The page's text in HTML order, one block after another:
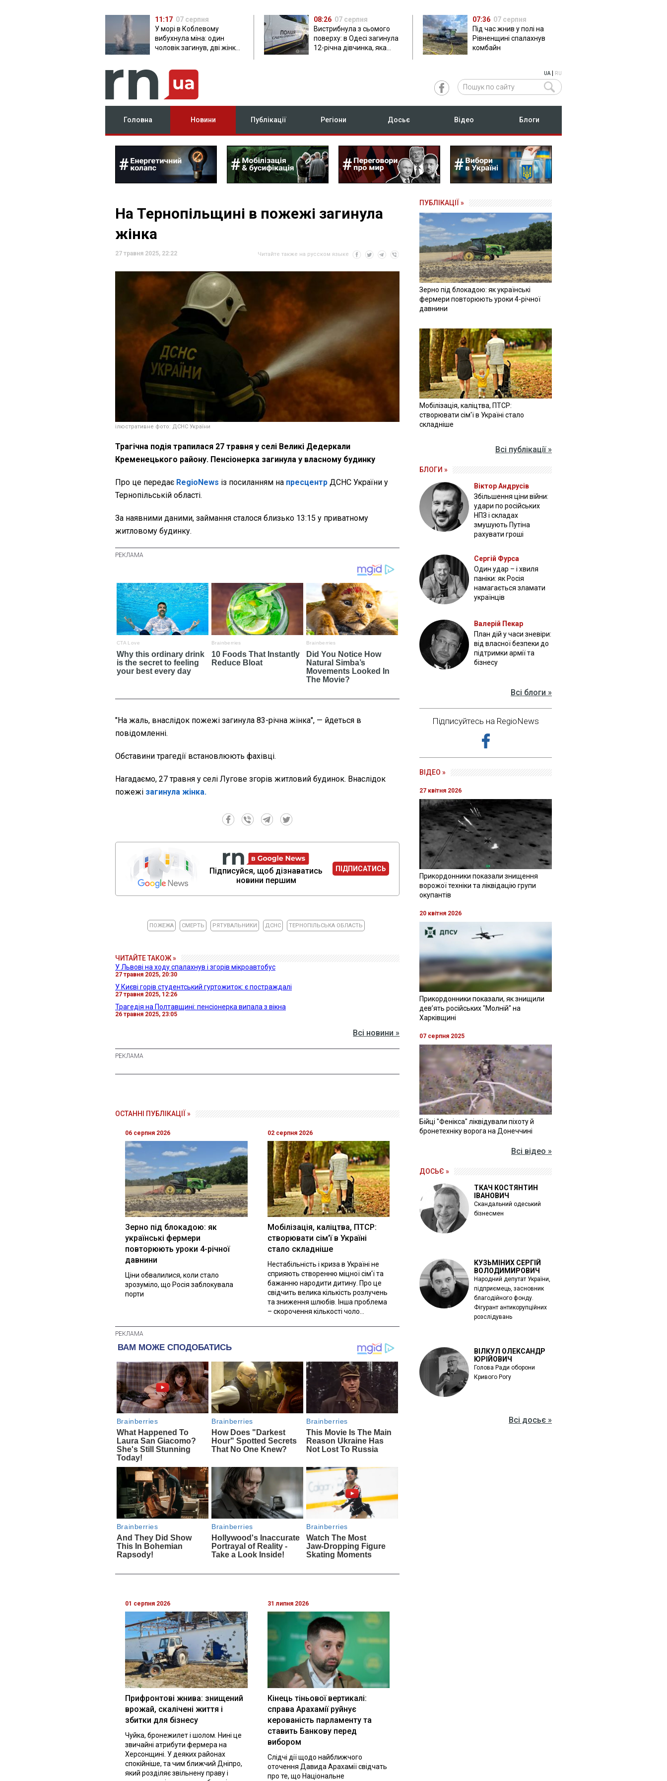
11:17 07 серпня
У морі в Коблевому
вибухнула міна: один
чоловік загинув, дві жінки
08:26 07 серпня
Вистрибнула з сьомого
поверху: в Одесі загинула
12-річна дівчинка, яка
07:36 07 серпня
Під час жнив у полі на
Рівненщині спалахнув
комбайн
UA| RU
Головна Новини Публікації Регіони Досьє Відео Блоги
На Тернопільщині в пожежі загинула
жінка
27 травня 2025, 22:22 Читайте также на русском языке
ілюстративне фото: ДСНС України
Трагічна подія трапилася 27 травня у селі Великі Дедеркали
Кременецького району. Пенсіонерка загинула у власному будинку
Про це передає RegioNews із посиланням на пресцентр ДСНС України у
Тернопільській області.
За наявними даними, займання сталося близько 13:15 у приватному
житловому будинку.
"На жаль, внаслідок пожежі загинула 83-річна жінка", — йдеться в
повідомленні.
Обставини трагедії встановлюють фахівці.
Нагадаємо, 27 травня у селі Лугове згорів житловий будинок. Внаслідок
пожежі загинула жінка.
Підписуйся, щоб дізнаватись
новини першим
ПІДПИСАТИСЬ
ПОЖЕЖА СМЕРТЬ РЯТУВАЛЬНИКИ ДСНС ТЕРНОПІЛЬСЬКА ОБЛАСТЬ
ЧИТАЙТЕ ТАКОЖ »
У Львові на ходу спалахнув і згорів мікроавтобус
27 травня 2025, 20:30
У Києві горів студентський гуртожиток: є постраждалі
27 травня 2025, 12:26
Трагедія на Полтавщині: пенсіонерка випала з вікна
26 травня 2025, 23:05
Всі новини »
ОСТАННІ ПУБЛІКАЦІЇ »
06 серпня 2026
Зерно під блокадою: як
українські фермери
повторюють уроки 4-річної
давнини
Ціни обвалилися, коли стало
зрозуміло, що Росія заблокувала
порти
02 серпня 2026
Мобілізація, каліцтва, ПТСР:
створювати сім'ї в Україні
стало складніше
Нестабільність і криза в Україні не
сприяють створенню міцної сім'ї та
бажанню народити дитину. Про це
свідчить велика кількість розлучень
та зниження шлюбів. Інша проблема
– скорочення кількості чоло...
01 серпня 2026
Прифронтові жнива: знищений
врожай, скалічені життя і
збитки для бізнесу
Чуйка, бронежилет і шолом. Нині це
звичайні атрибути фермера на
Херсонщині. У деяких районах
спокійніше, та чим ближчий Дніпро,
який розділяє звільнену праву і
31 липня 2026
Кінець тіньової вертикалі:
справа Арахамії руйнує
керованість парламенту та
ставить Банкову перед
вибором
Слідчі дії щодо найближчого
оточення Давида Арахамії свідчать
про те, що Національне
ПУБЛІКАЦІЇ »
Зерно під блокадою: як українські
фермери повторюють уроки 4-річної
давнини
Мобілізація, каліцтва, ПТСР:
створювати сім'ї в Україні стало
складніше
Всі публікації »
БЛОГИ »
Віктор Андрусів
Збільшення ціни війни:
удари по російських
НПЗ і складах
змушують Путіна
рахувати гроші
Сергій Фурса
Один удар – і хвиля
паніки: як Росія
намагається зламати
українців
Валерій Пекар
План дій у часи зневіри:
від власної безпеки до
підтримки армії та
бізнесу
Всі блоги »
Підписуйтесь на RegioNews
ВІДЕО »
27 квітня 2026
Прикордонники показали знищення
ворожої техніки та ліквідацію групи
окупантів
20 квітня 2026
Прикордонники показали, як знищили
девʼять російських "Молній" на
Харківщині
07 серпня 2025
Бійці "Фенікса" ліквідували піхоту й
бронетехніку ворога на Донеччині
Всі відео »
ДОСЬЄ »
ТКАЧ КОСТЯНТИН
ІВАНОВИЧ
Скандальний одеський
бізнесмен
КУЗЬМІНИХ СЕРГІЙ
ВОЛОДИМИРОВИЧ
Народний депутат України,
підприємець, засновник
благодійного фонду.
Фігурант антикорупційних
розслідувань
ВІЛКУЛ ОЛЕКСАНДР
ЮРІЙОВИЧ
Голова Ради оборони
Кривого Рогу
Всі досьє »